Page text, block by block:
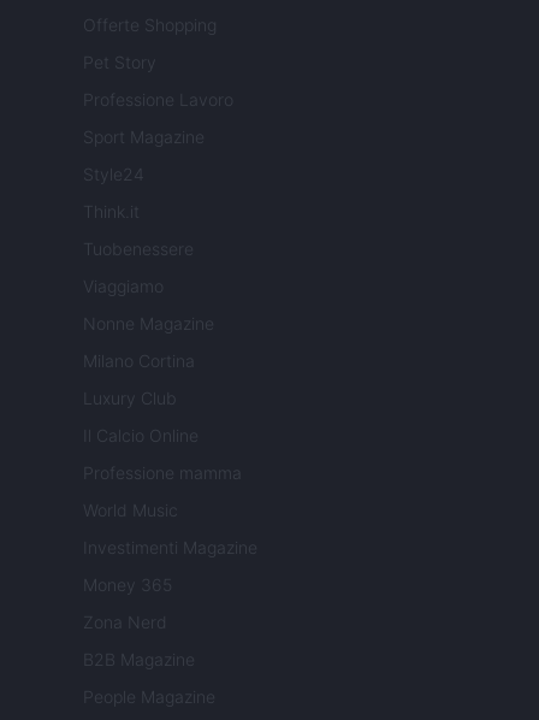
Offerte Shopping
Pet Story
Professione Lavoro
Sport Magazine
Style24
Think.it
Tuobenessere
Viaggiamo
Nonne Magazine
Milano Cortina
Luxury Club
Il Calcio Online
Professione mamma
World Music
Investimenti Magazine
Money 365
Zona Nerd
B2B Magazine
People Magazine